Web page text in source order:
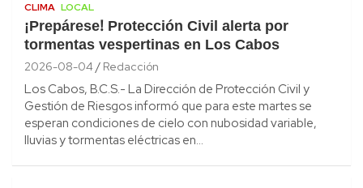
CLIMA LOCAL
¡Prepárese! Protección Civil alerta por
tormentas vespertinas en Los Cabos
2026-08-04 Redacción
Los Cabos, B.C.S.- La Dirección de Protección Civil y
Gestión de Riesgos informó que para este martes se
esperan condiciones de cielo con nubosidad variable,
lluvias y tormentas eléctricas en…